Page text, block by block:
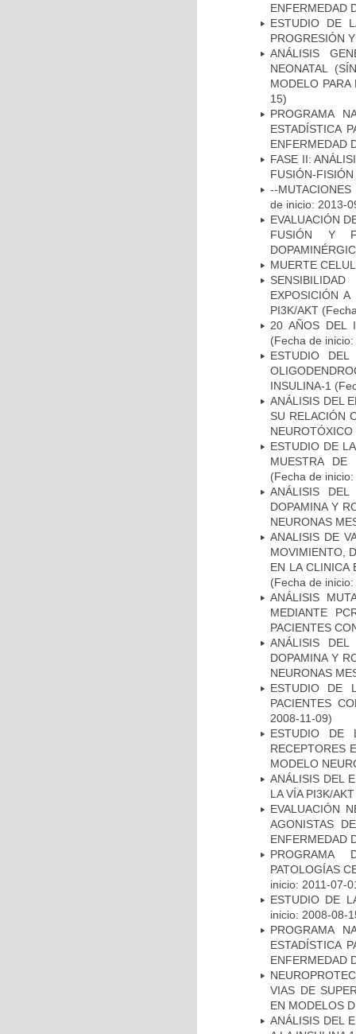
ENFERMEDAD
ESTUDIO DE
PROGRESIÓN
ANÁLISIS
NEONATAL
MODELO
15)
PROGRAMA
ESTADÍSTICA
ENFERMEDAD
FASE II:
FUSIÓN-
--
de inicio: 2013-
EVALUACIÓN
FUSIÓN Y
MUERTE
EXPOSICIÓN
PI3K/AKT
20 AÑOS DEL
(Fecha de
ESTUDIO
INSULINA-1
ANÁLISIS DEL
SU RELACIÓN
NEUROTÓXICO
ESTUDIO DE
MUESTRA DE
(Fecha de
ANÁLISIS
DOPAMINA Y
NEURONAS
ANALISIS DE
MOVIMIENTO,
EN LA CLINICA
(Fecha de
ANÁLISIS
MEDIANTE
PACIENTES
ANÁLISIS
DOPAMINA Y
NEURONAS
ESTUDIO DE
PACIENTES
2008-11-09)
ESTUDIO DE
RECEPTORES
MODELO
ANÁLISIS DEL
LA VÍA PI3K/
EVALUACIÓN
AGONISTAS
ENFERMEDAD
PROGRAMA
PATOLOGÍAS
inicio: 2011-07-
ESTUDIO DE
inicio: 2008-08-
PROGRAMA
ESTADÍSTICA
ENFERMEDAD
VIAS DE
EN MODELOS
ANÁLISIS DEL